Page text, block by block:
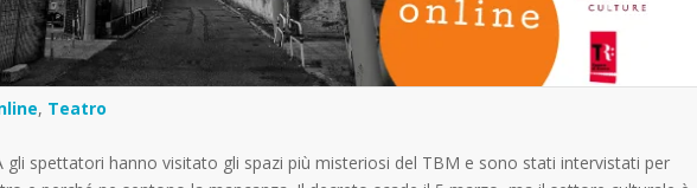
, Teatro
gli spettatori hanno visitato gli spazi più misteriosi del TBM e sono stati intervistati per